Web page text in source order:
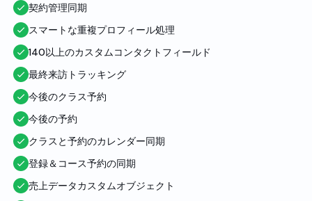
契約管理同期
スマートな重複プロフィール処理
140以上のカスタムコンタクトフィールド
最終来訪トラッキング
今後のクラス予約
今後の予約
クラスと予約のカレンダー同期
登録＆コース予約の同期
売上データカスタムオブジェクト